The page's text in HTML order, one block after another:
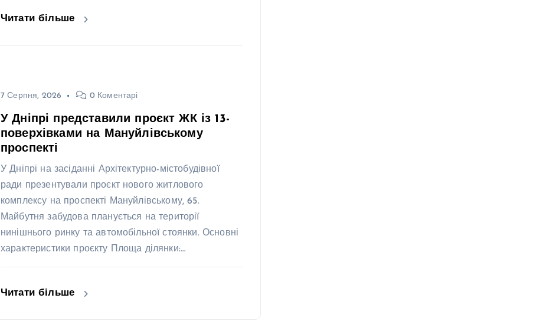
Читати більше
7 Серпня, 2026 0 Коментарі
У Дніпрі представили проєкт ЖК із 13-
поверхівками на Мануйлівському
проспекті
У Дніпрі на засіданні Архітектурно-містобудівної
ради презентували проєкт нового житлового
комплексу на проспекті Мануйлівському, 65.
Майбутня забудова планується на території
нинішнього ринку та автомобільної стоянки. Основні
характеристики проєкту Площа ділянки:…
Читати більше